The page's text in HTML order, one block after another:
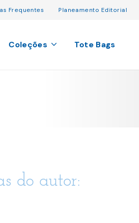
Frequentes Planeamento Editorial
Coleções Tote Bags
do autor: